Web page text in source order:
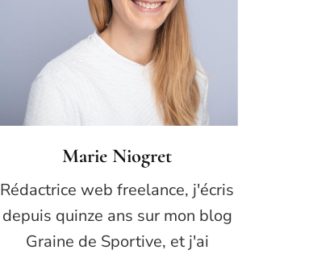
Marie Niogret
Rédactrice web freelance, j'écris
depuis quinze ans sur mon blog
Graine de Sportive, et j'ai